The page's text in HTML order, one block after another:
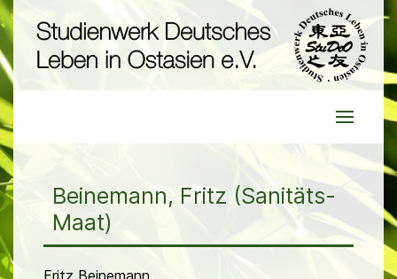
Beinemann, Fritz (Sanitäts-
Maat)